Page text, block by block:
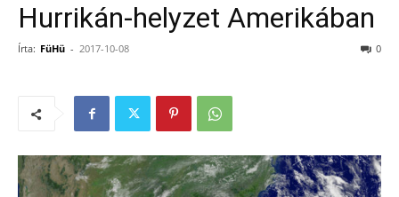
Hurrikán-helyzet Amerikában
Írta: FüHü - 2017-10-08 0